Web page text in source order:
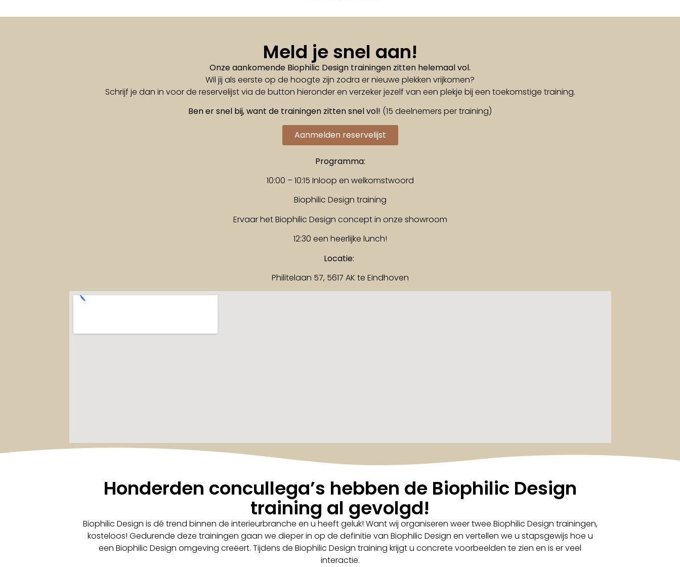
Meld je snel aan!
Onze aankomende Biophilic Design trainingen zitten helemaal vol.
Wil jij als eerste op de hoogte zijn zodra er nieuwe plekken vrijkomen?
Schrijf je dan in voor de reservelijst via de button hieronder en verzeker jezelf van een plekje bij een toekomstige training.
Ben er snel bij, want de trainingen zitten snel vol! (15 deelnemers per training)
Aanmelden reservelijst
Programma:
10:00 – 10:15 Inloop en welkomstwoord
Biophilic Design training
Ervaar het Biophilic Design concept in onze showroom
12:30 een heerlijke lunch!
Locatie:
Philitelaan 57, 5617 AK te Eindhoven
Honderden concullega’s hebben de Biophilic Design
training al gevolgd!
Biophilic Design is dé trend binnen de interieurbranche en u heeft geluk! Want wij organiseren weer twee Biophilic Design trainingen,
kosteloos! Gedurende deze trainingen gaan we dieper in op de definitie van Biophilic Design en vertellen we u stapsgewijs hoe u
een Biophilic Design omgeving creëert. Tijdens de Biophilic Design training krijgt u concrete voorbeelden te zien en is er veel
interactie.